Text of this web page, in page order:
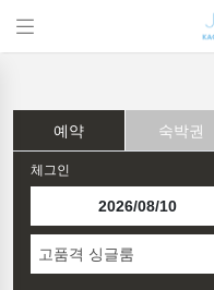
예약 숙박권
체그인
고품격 싱글룸